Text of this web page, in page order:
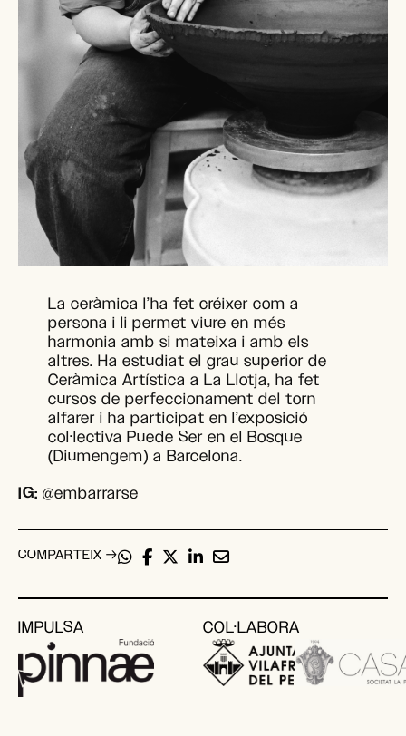
La ceràmica l’ha fet créixer com a
persona i li permet viure en més
harmonia amb si mateixa i amb els
altres. Ha estudiat el grau superior de
Ceràmica Artística a La Llotja, ha fet
cursos de perfeccionament del torn
alfarer i ha participat en l’exposició
col·lectiva Puede Ser en el Bosque
(Diumengem) a Barcelona.
IG: @embarrarse
COMPARTEIX →
IMPULSA COL·LABORA